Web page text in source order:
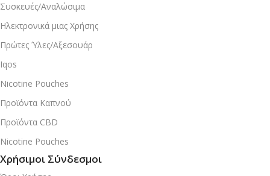
Συσκευές/Αναλώσιμα
Ηλεκτρονικά μιας Χρήσης
Πρώτες Ύλες/Αξεσουάρ
Iqos
Nicotine Pouches
Προϊόντα Καπνού
Προϊόντα CBD
Nicotine Pouches
Χρήσιμοι Σύνδεσμοι